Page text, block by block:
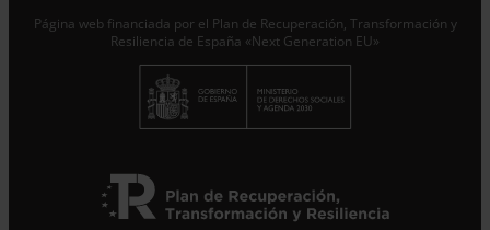
Página web financiada por el Plan de Recuperación, Transformación y
Resiliencia de España «Next Generation EU»